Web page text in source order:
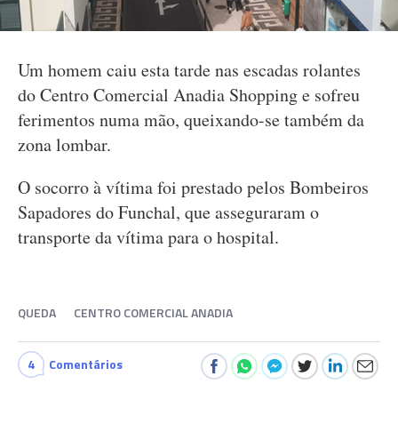
Um homem caiu esta tarde nas escadas rolantes
do Centro Comercial Anadia Shopping e sofreu
ferimentos numa mão, queixando-se também da
zona lombar.
O socorro à vítima foi prestado pelos Bombeiros
Sapadores do Funchal, que asseguraram o
transporte da vítima para o hospital.
QUEDA CENTRO COMERCIAL ANADIA
4 Comentários